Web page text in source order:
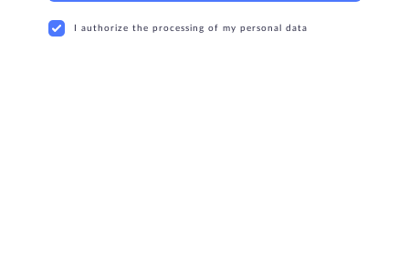
I authorize the processing of my personal data